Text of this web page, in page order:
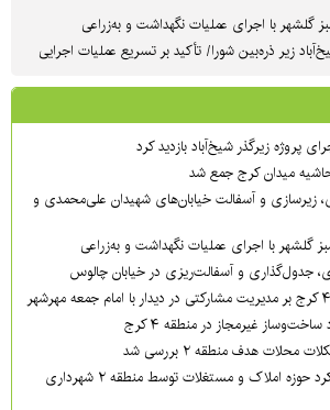
گلشهر با اجرای عملیات نگهداشت و به‌زراعی
زیر ذره‌بین شورا/ تأکید بر تسریع عملیات اجرایی
میدان کرج جمع شد
زیرسازی و آسفالت خیابان‌های شهیدان علی‌محمدی و
گلشهر با اجرای عملیات نگهداشت و به‌زراعی
جدول‌گذاری و آسفالت‌ریزی در خیابان چالوس
هدف منطقه ۲ بررسی شد
کسب رتبه نخست عملکرد حوزه املاک و مستغلات توسط منطقه ۲ شهرداری